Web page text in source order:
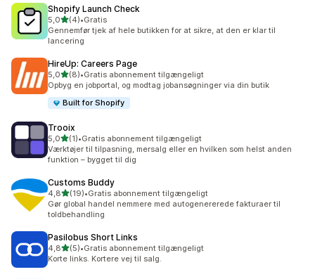
Shopify Launch Check
5,0ud af 5 stjerner
(4)
4 anmeldelser i alt
•Gratis
Gennemfør tjek af hele butikken for at sikre, at den er klar til
lancering
HireUp: Careers Page
5,0ud af 5 stjerner
(8)
8 anmeldelser i alt
•Gratis abonnement tilgængeligt
Opbyg en jobportal, og modtag jobansøgninger via din butik
Built for Shopify
Trooix
5,0ud af 5 stjerner
(1)
1 anmeldelser i alt
•Gratis abonnement tilgængeligt
Værktøjer til tilpasning, mersalg eller en hvilken som helst anden
funktion – bygget til dig
Customs Buddy
4,8ud af 5 stjerner
(19)
19 anmeldelser i alt
•Gratis abonnement tilgængeligt
Gør global handel nemmere med autogenererede fakturaer til
toldbehandling
Pasilobus Short Links
4,8ud af 5 stjerner
(5)
5 anmeldelser i alt
•Gratis abonnement tilgængeligt
Korte links. Kortere vej til salg.